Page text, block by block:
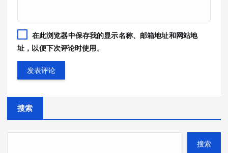
在此浏览器中保存我的显示名称、邮箱地址和网站地
址，以便下次评论时使用。
搜索
搜索